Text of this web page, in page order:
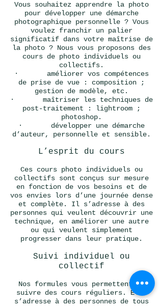
Vous souhaitez apprendre la photo
pour développer une démarche
photographique personnelle ? Vous
voulez franchir un palier
significatif dans votre maîtrise de
la photo ? Nous vous proposons des
cours de photo individuels ou
collectifs.
· améliorer vos compétences
de prise de vue : composition ;
gestion de modèle, etc.
· maîtriser les techniques de
post-traitement : lightroom ;
photoshop.
· développer une démarche
d’auteur, personnelle et sensible.
L’esprit du cours
Ces cours photo individuels ou
collectifs sont conçus sur mesure
en fonction de vos besoins et de
vos envies lors d’une journée dense
et complète. Il s’adresse à des
personnes qui veulent découvrir une
technique, en améliorer une autre
ou qui veulent simplement
progresser dans leur pratique.
Suivi individuel ou
collectif
Nos formules vous permettent de
suivre des cours réguliers. Elle
s’adresse à des personnes de tous